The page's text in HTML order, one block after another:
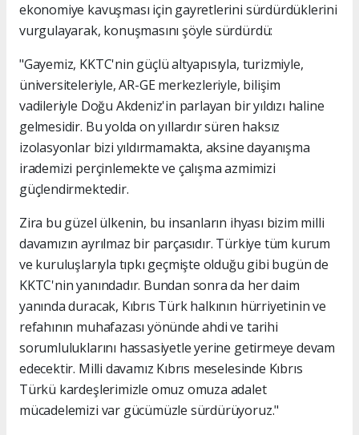
ekonomiye kavuşması için gayretlerini sürdürdüklerini
vurgulayarak, konuşmasını şöyle sürdürdü:
"Gayemiz, KKTC'nin güçlü altyapısıyla, turizmiyle,
üniversiteleriyle, AR-GE merkezleriyle, bilişim
vadileriyle Doğu Akdeniz'in parlayan bir yıldızı haline
gelmesidir. Bu yolda on yıllardır süren haksız
izolasyonlar bizi yıldırmamakta, aksine dayanışma
irademizi perçinlemekte ve çalışma azmimizi
güçlendirmektedir.
Zira bu güzel ülkenin, bu insanların ihyası bizim milli
davamızın ayrılmaz bir parçasıdır. Türkiye tüm kurum
ve kuruluşlarıyla tıpkı geçmişte olduğu gibi bugün de
KKTC'nin yanındadır. Bundan sonra da her daim
yanında duracak, Kıbrıs Türk halkının hürriyetinin ve
refahının muhafazası yönünde ahdi ve tarihi
sorumluluklarını hassasiyetle yerine getirmeye devam
edecektir. Milli davamız Kıbrıs meselesinde Kıbrıs
Türkü kardeşlerimizle omuz omuza adalet
mücadelemizi var gücümüzle sürdürüyoruz."